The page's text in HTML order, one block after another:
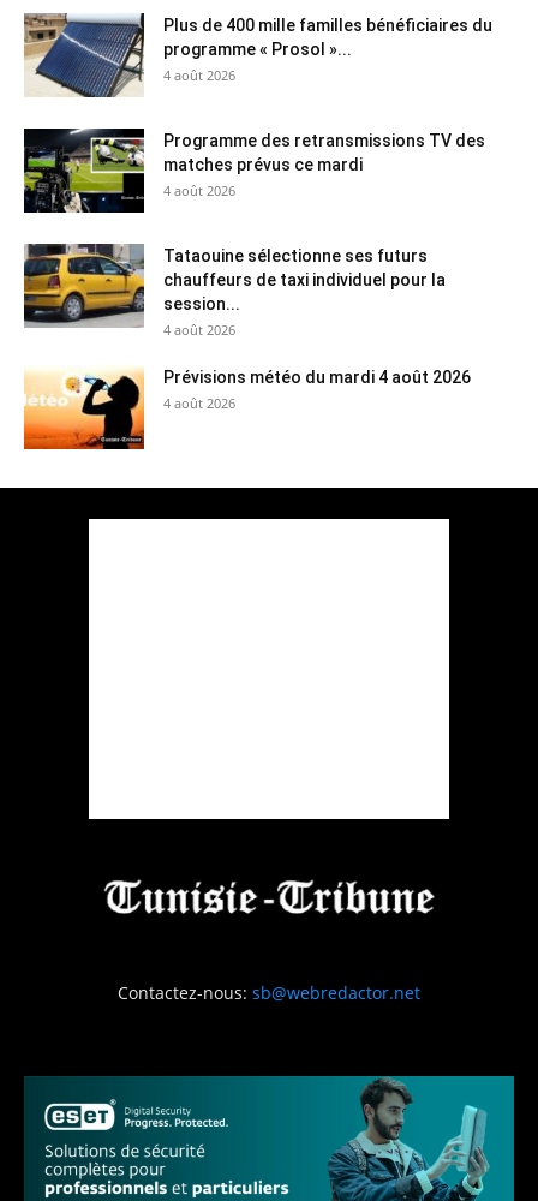
Plus de 400 mille familles bénéficiaires du
programme « Prosol »...
4 août 2026
Programme des retransmissions TV des
matches prévus ce mardi
4 août 2026
Tataouine sélectionne ses futurs
chauffeurs de taxi individuel pour la
session...
4 août 2026
Prévisions météo du mardi 4 août 2026
4 août 2026
Contactez-nous: sb@webredactor.net